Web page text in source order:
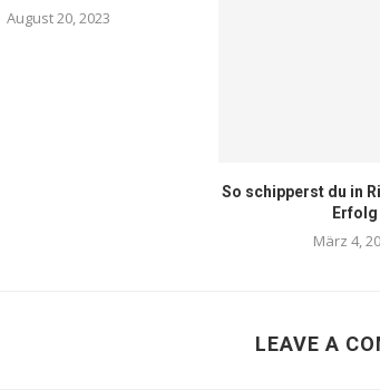
August 20, 2023
So schipperst du in
Erfolg
März 4,
LEAVE A